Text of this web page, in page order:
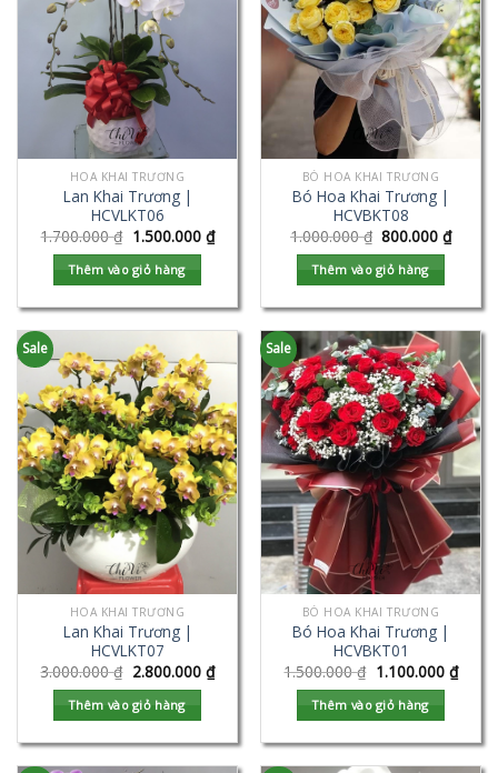
HOA KHAI TRƯƠNG
Lan Khai Trương |
HCVLKT06
1.700.000₫ 1.500.000 ₫
Thêm vào giỏ hàng
BÓ HOA KHAI TRƯƠNG
Bó Hoa Khai Trương |
HCVBKT08
1.000.000₫ 800.000₫
Thêm vào giỏ hàng
Sale
HOA KHAI TRƯƠNG
Lan Khai Trương |
HCVLKT07
3.000.000₫ 2.800.000 ₫
Thêm vào giỏ hàng
Sale
BÓ HOA KHAI TRƯƠNG
Bó Hoa Khai Trương |
HCVBKT01
1.500.000₫ 1.100.000 ₫
Thêm vào giỏ hàng